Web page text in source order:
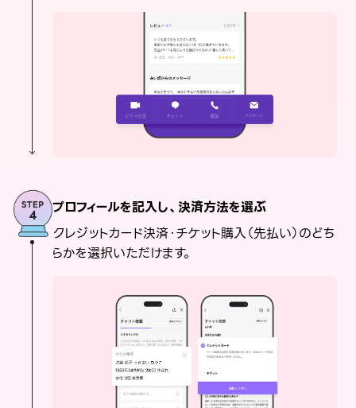
プロフィールを記入し、決済方法を選ぶ
クレジットカード決済・チケット購入（先払い）のどち
らかを選択いただけます。